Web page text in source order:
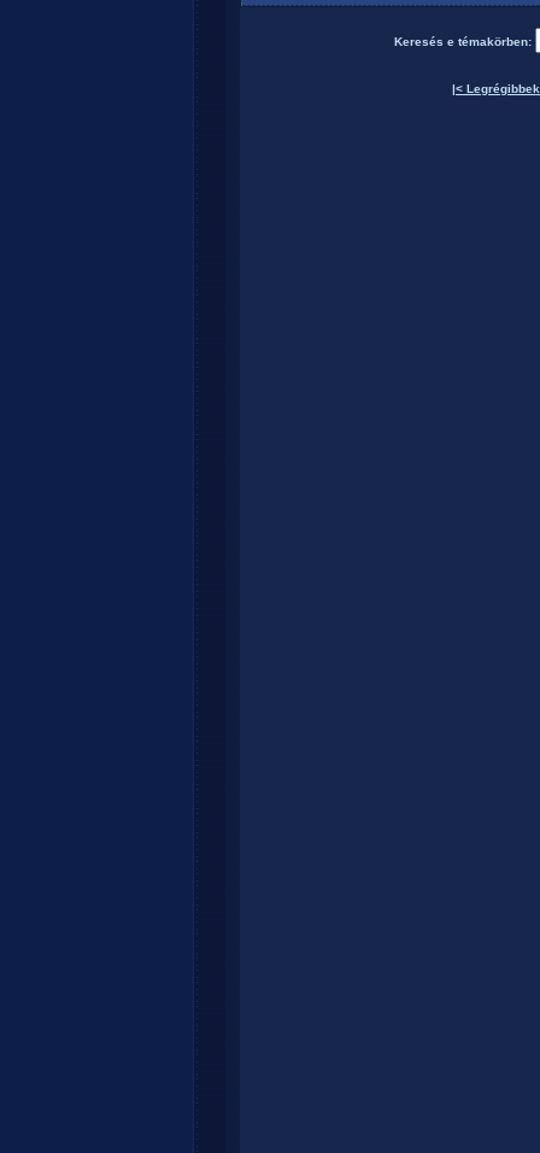
Keresés e témakörben:
|< Legrégibbek